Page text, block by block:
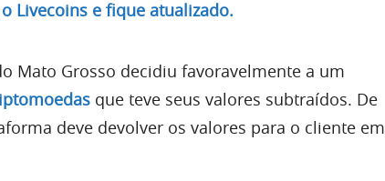
o Livecoins e fique atualizado.
Mato Grosso decidiu favoravelmente a um
que teve seus valores subtraídos. De
deve devolver os valores para o cliente em